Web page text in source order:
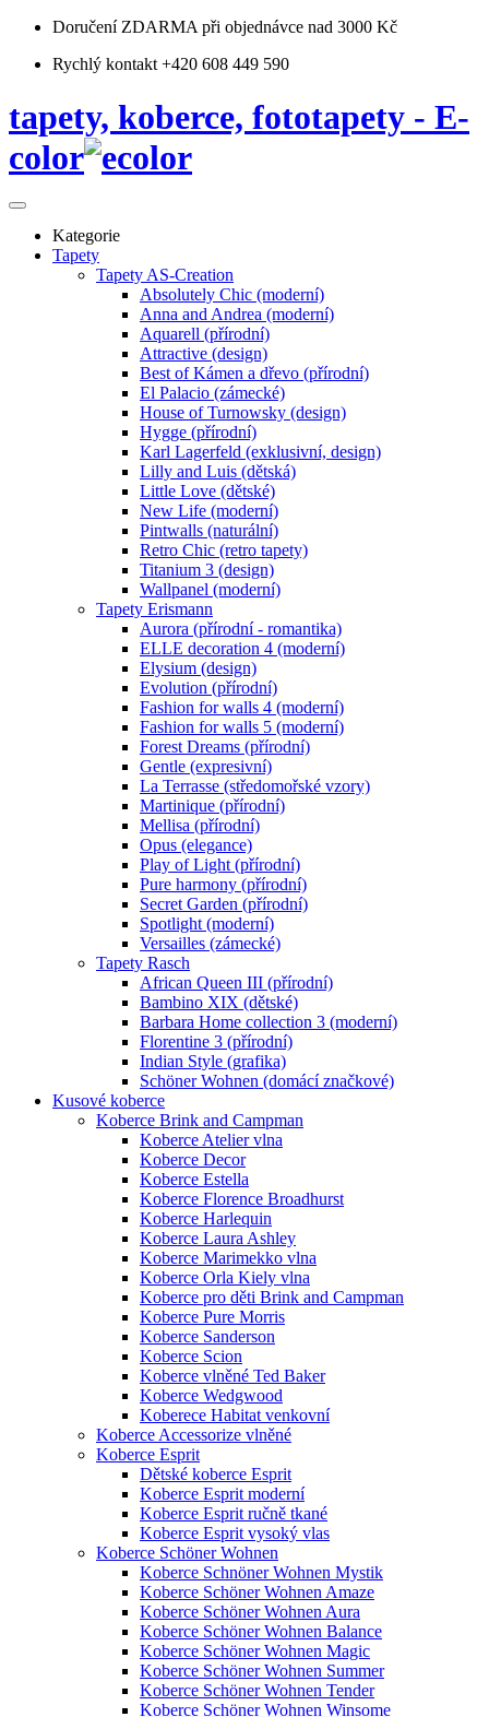
Doručení ZDARMA při objednávce nad 3000 Kč
Rychlý kontakt +420 608 449 590
tapety, koberce, fototapety - E-
color
Kategorie
Tapety
Tapety AS-Creation
Absolutely Chic (moderní)
Anna and Andrea (moderní)
Aquarell (přírodní)
Attractive (design)
Best of Kámen a dřevo (přírodní)
El Palacio (zámecké)
House of Turnowsky (design)
Hygge (přírodní)
Karl Lagerfeld (exklusivní, design)
Lilly and Luis (dětská)
Little Love (dětské)
New Life (moderní)
Pintwalls (naturální)
Retro Chic (retro tapety)
Titanium 3 (design)
Wallpanel (moderní)
Tapety Erismann
Aurora (přírodní - romantika)
ELLE decoration 4 (moderní)
Elysium (design)
Evolution (přírodní)
Fashion for walls 4 (moderní)
Fashion for walls 5 (moderní)
Forest Dreams (přírodní)
Gentle (expresivní)
La Terrasse (středomořské vzory)
Martinique (přírodní)
Mellisa (přírodní)
Opus (elegance)
Play of Light (přírodní)
Pure harmony (přírodní)
Secret Garden (přírodní)
Spotlight (moderní)
Versailles (zámecké)
Tapety Rasch
African Queen III (přírodní)
Bambino XIX (dětské)
Barbara Home collection 3 (moderní)
Florentine 3 (přírodní)
Indian Style (grafika)
Schöner Wohnen (domácí značkové)
Kusové koberce
Koberce Brink and Campman
Koberce Atelier vlna
Koberce Decor
Koberce Estella
Koberce Florence Broadhurst
Koberce Harlequin
Koberce Laura Ashley
Koberce Marimekko vlna
Koberce Orla Kiely vlna
Koberce pro děti Brink and Campman
Koberce Pure Morris
Koberce Sanderson
Koberce Scion
Koberce vlněné Ted Baker
Koberce Wedgwood
Koberece Habitat venkovní
Koberce Accessorize vlněné
Koberce Esprit
Dětské koberce Esprit
Koberce Esprit moderní
Koberce Esprit ručně tkané
Koberce Esprit vysoký vlas
Koberce Schöner Wohnen
Koberce Schnöner Wohnen Mystik
Koberce Schöner Wohnen Amaze
Koberce Schöner Wohnen Aura
Koberce Schöner Wohnen Balance
Koberce Schöner Wohnen Magic
Koberce Schöner Wohnen Summer
Koberce Schöner Wohnen Tender
Koberce Schöner Wohnen Winsome